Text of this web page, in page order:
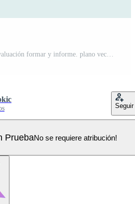
empleado evaluación, evaluación formar y informe. plano vector ilustración, trabajo buscar, reclutamiento, grupo de trabajo, Lanza libre, web gráfico diseño vector Vector Pro
Seguir
PruebaNo se requiere atribución!